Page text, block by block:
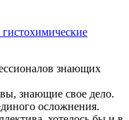
знающих
знающие свое дело.
осложнения.